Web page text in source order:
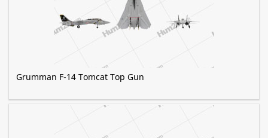
Grumman F-14 Tomcat Top Gun